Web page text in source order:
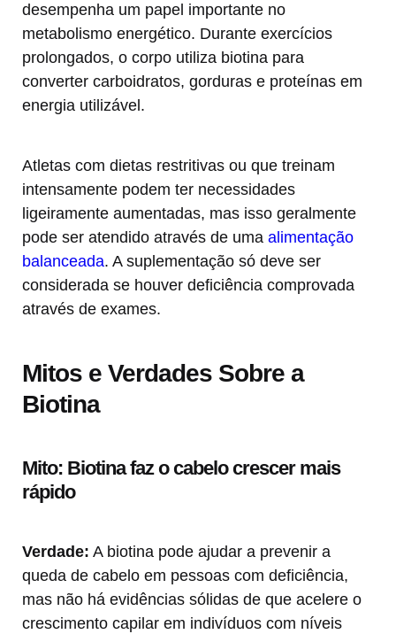
desempenha um papel importante no
metabolismo energético. Durante exercícios
prolongados, o corpo utiliza biotina para
converter carboidratos, gorduras e proteínas em
energia utilizável.
Atletas com dietas restritivas ou que treinam
intensamente podem ter necessidades
ligeiramente aumentadas, mas isso geralmente
pode ser atendido através de uma alimentação
balanceada. A suplementação só deve ser
considerada se houver deficiência comprovada
através de exames.
Mitos e Verdades Sobre a
Biotina
Mito: Biotina faz o cabelo crescer mais
rápido
Verdade: A biotina pode ajudar a prevenir a
queda de cabelo em pessoas com deficiência,
mas não há evidências sólidas de que acelere o
crescimento capilar em indivíduos com níveis